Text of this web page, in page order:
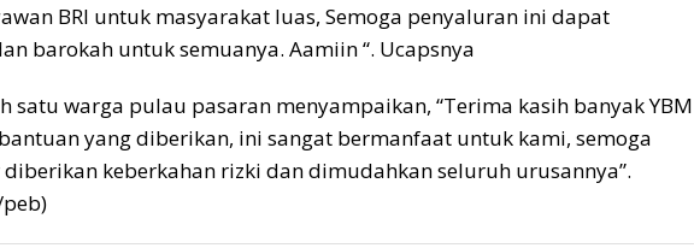
BRI untuk masyarakat luas, Semoga penyaluran ini dapat
barokah untuk semuanya. Aamiin “. Ucapsnya
satu warga pulau pasaran menyampaikan, “Terima kasih banyak YBM
yang diberikan, ini sangat bermanfaat untuk kami, semoga
keberkahan rizki dan dimudahkan seluruh urusannya”.